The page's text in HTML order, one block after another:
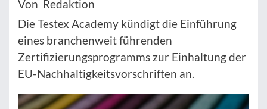
Von Redaktion
Die Testex Academy kündigt die Einführung
eines branchenweit führenden
Zertifizierungsprogramms zur Einhaltung der
EU-Nachhaltigkeitsvorschriften an.